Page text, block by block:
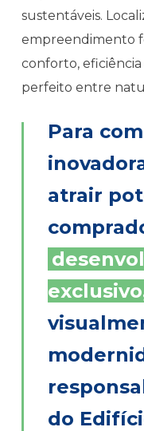
sustentáveis.
empreendimento
conforto,
perfeito entre
Para
atrair
do